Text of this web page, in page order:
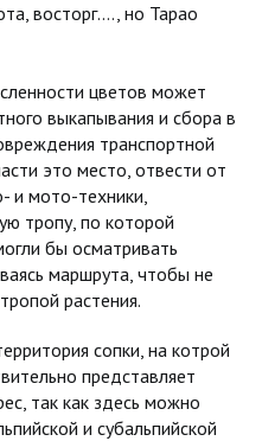
восторг...., но Тарао
цветов может
выкапывания и сбора в
транспортной
это место, отвести от
и мото-техники,
тропу, по которой
бы осматривать
маршрута, чтобы не
растения.
сопки, на котрой
представляет
так как здесь можно
и субальпийской